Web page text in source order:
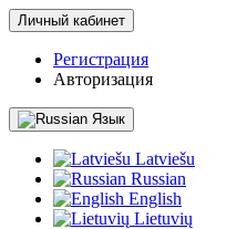
Личный кабинет
Регистрация
Авторизация
Язык
Latviešu
Russian
English
Lietuvių